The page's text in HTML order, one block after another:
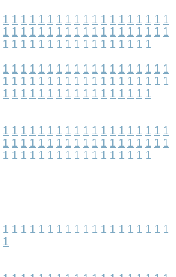
1 1 1 1 1 1 1 1 1 1 1 1 1 1 1 1 1 1 1
1 1 1 1 1 1 1 1 1 1 1 1 1 1 1 1 1 1 1
1 1 1 1 1 1 1 1 1 1 1 1 1 1 1 1 1
1 1 1 1 1 1 1 1 1 1 1 1 1 1 1 1 1 1 1
1 1 1 1 1 1 1 1 1 1 1 1 1 1 1 1 1 1 1
1 1 1 1 1 1 1 1 1 1 1 1 1 1 1 1 1
1 1 1 1 1 1 1 1 1 1 1 1 1 1 1 1 1 1 1
1 1 1 1 1 1 1 1 1 1 1 1 1 1 1 1 1 1 1
1 1 1 1 1 1 1 1 1 1 1 1 1 1 1 1 1
1 1 1 1 1 1 1 1 1 1 1 1 1 1 1 1 1 1 1
1